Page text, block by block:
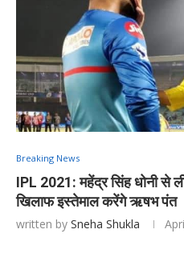
Breaking News
IPL 2021: महेंद्र सिंह धोनी से
खिलाफ इस्तेमाल करेंगे ऋषभ पंत
written by Sneha Shukla